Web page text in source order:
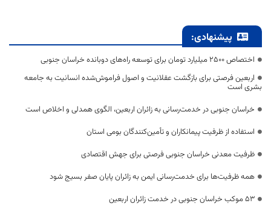
پیشنهادی:
اختصاص 2500 میلیارد تومان برای توسعه راه‌های دوبانده خراسان جنوبی
اربعین فرصتی برای بازگشت عقلانیت و اصول فراموش‌شده انسانیت به جامعه
بشری است
خراسان جنوبی در خدمت‌رسانی به زائران اربعین، الگوی همدلی و اخلاص است
استفاده از ظرفیت پیمانکاران و تأمین‌کنندگان بومی استان
ظرفیت معدنی خراسان جنوبی فرصتی برای جهش اقتصادی
همه ظرفیت‌ها برای خدمت‌رسانی ایمن به زائران پایان صفر بسیج شود
53 موکب خراسان جنوبی در خدمت زائران اربعین